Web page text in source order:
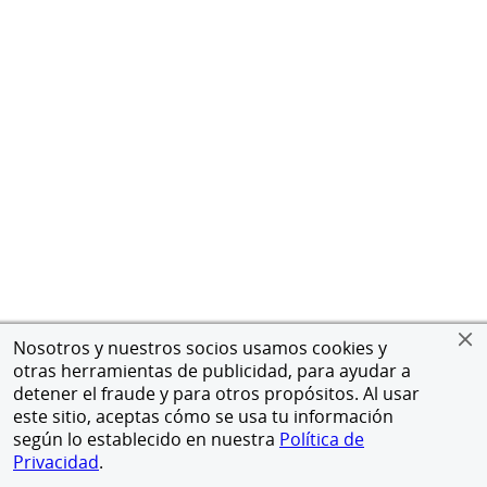
Nosotros y nuestros socios usamos cookies y
otras herramientas de publicidad, para ayudar a
detener el fraude y para otros propósitos. Al usar
este sitio, aceptas cómo se usa tu información
según lo establecido en nuestra Política de
Privacidad.